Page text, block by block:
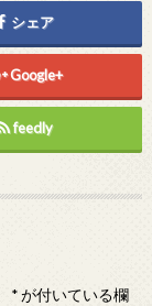
シェア
Google+
feedly
*が付いている欄